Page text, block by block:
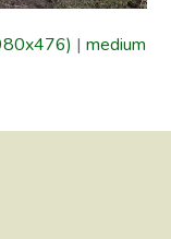
|medium